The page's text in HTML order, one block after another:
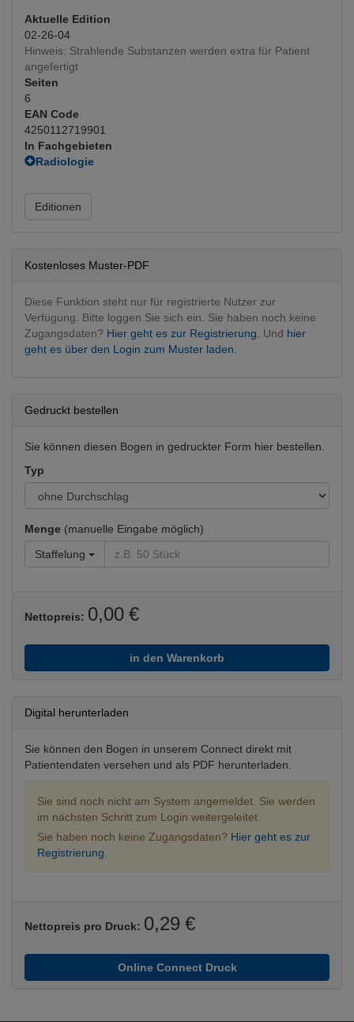
Aktuelle Edition
02-26-04
Hinweis: Strahlende Substanzen werden extra für Patient
angefertigt
Seiten
6
EAN Code
4250112719901
In Fachgebieten
Radiologie
Editionen
Kostenloses Muster-PDF
Diese Funktion steht nur für registrierte Nutzer zur
Verfügung. Bitte loggen Sie sich ein. Sie haben noch keine
Zugangsdaten? Hier geht es zur Registrierung. Und hier
geht es über den Login zum Muster laden.
Gedruckt bestellen
Sie können diesen Bogen in gedruckter Form hier bestellen.
Typ
Menge (manuelle Eingabe möglich)
Staffelung
Nettopreis: 0,00 €
in den Warenkorb
Digital herunterladen
Sie können den Bogen in unserem Connect direkt mit
Patientendaten versehen und als PDF herunterladen.
Sie sind noch nicht am System angemeldet. Sie werden
im nächsten Schritt zum Login weitergeleitet.
Sie haben noch keine Zugangsdaten? Hier geht es zur
Registrierung.
Nettopreis pro Druck: 0,29 €
Online Connect Druck